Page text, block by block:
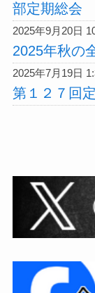
部定期総会
2025年9月20日
2025年秋の
2025年7月19日
第１２７回